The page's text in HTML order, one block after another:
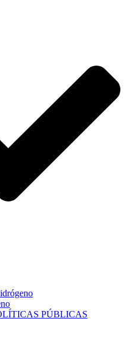
PÚBLICAS